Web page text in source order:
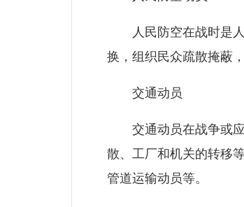
人民防空在战时是人
换，组织民众疏散掩蔽
交通动员
交通动员在战争或应
散、工厂和机关的转移
管道运输动员等。